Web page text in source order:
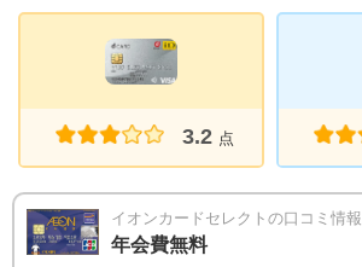
3.2 点
イオンカードセレクトの口コミ情報
年会費無料